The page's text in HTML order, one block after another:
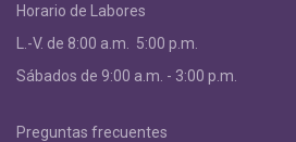
Horario de Labores
L.-V. de 8:00 a.m. 5:00 p.m.
Sábados de 9:00 a.m. - 3:00 p.m.
Preguntas frecuentes